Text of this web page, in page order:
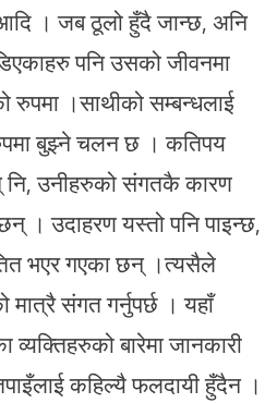
आदि । जब ठूलो हुँदै जान्छ, अनि
पनि उसको जीवनमा
।साथीको सम्बन्धलाई
बुझ्ने चलन छ । कतिपय
नि, उनीहरुको संगतकै कारण
। उदाहरण यस्तो पनि पाइन्छ,
भएर गएका छन् ।त्यसैले
संगत गर्नुपर्छ । यहाँ
व्यक्तिहरुको बारेमा जानकारी
कहिल्यै फलदायी हुँदैन ।